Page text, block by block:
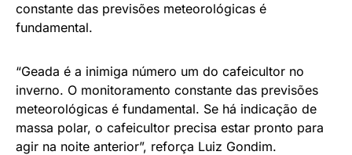
constante das previsões meteorológicas é
fundamental.
“Geada é a inimiga número um do cafeicultor no
inverno. O monitoramento constante das previsões
meteorológicas é fundamental. Se há indicação de
massa polar, o cafeicultor precisa estar pronto para
agir na noite anterior”, reforça Luiz Gondim.